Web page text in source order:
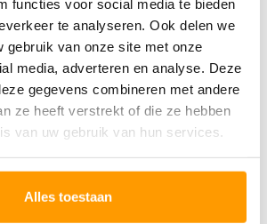
functies voor social media te bieden
te analyseren. Ook delen we
gebruik van onze site met onze
media, adverteren en analyse. Deze
gegevens combineren met andere
ze heeft verstrekt of die ze hebben
van uw gebruik van hun services.
Alles toestaanSmartwatch